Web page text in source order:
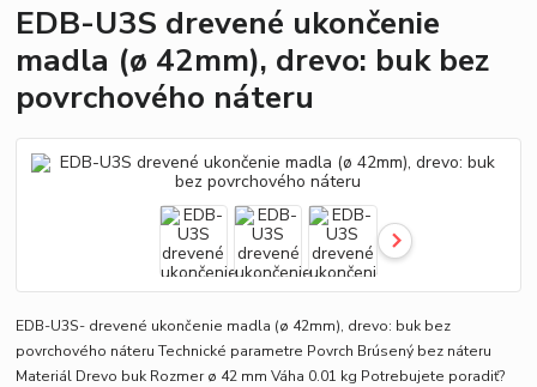
EDB-U3S drevené ukončenie
madla (ø 42mm), drevo: buk bez
povrchového náteru
EDB-U3S- drevené ukončenie madla (ø 42mm), drevo: buk bez
povrchového náteru Technické parametre Povrch Brúsený bez náteru
Materiál Drevo buk Rozmer ø 42 mm Váha 0.01 kg Potrebujete poradiť?